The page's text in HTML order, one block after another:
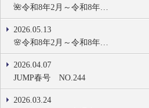
🌺令和8年2月～令和8年…
2026.05.13
🌸令和8年2月～令和8年…
2026.04.07
JUMP春号 NO.244
2026.03.24